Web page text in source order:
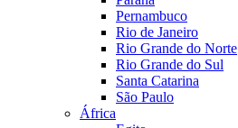
Pernambuco
Rio de Janeiro
Rio Grande do Norte
Rio Grande do Sul
Santa Catarina
São Paulo
África